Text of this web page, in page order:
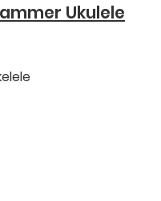
Ukulele